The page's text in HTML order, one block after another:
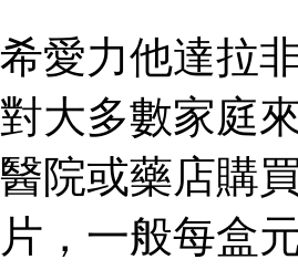
希愛力他達拉
對大多數家庭
醫院或藥店購
片，一般每盒